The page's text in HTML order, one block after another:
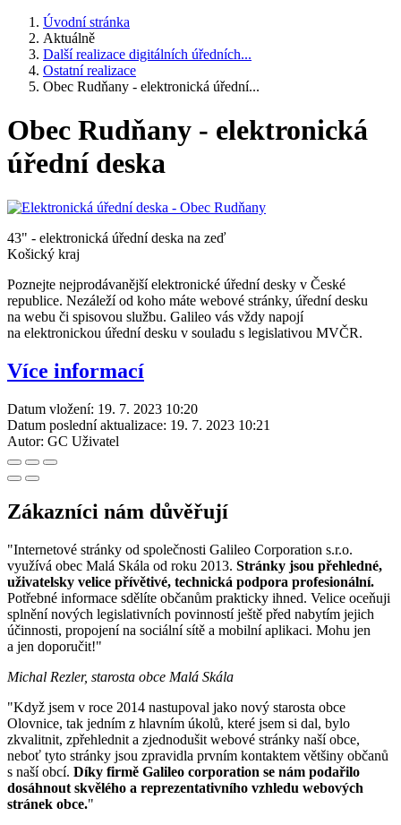
Úvodní stránka
Aktuálně
Další realizace digitálních úředních...
Ostatní realizace
Obec Rudňany - elektronická úřední...
Obec Rudňany - elektronická
úřední deska
43" - elektronická úřední deska na zeď
Košický kraj
Poznejte nejprodávanější elektronické úřední desky v České
republice. Nezáleží od koho máte webové stránky, úřední desku
na webu či spisovou službu. Galileo vás vždy napojí
na elektronickou úřední desku v souladu s legislativou MVČR.
Více informací
Datum vložení: 19. 7. 2023 10:20
Datum poslední aktualizace: 19. 7. 2023 10:21
Autor: GC Uživatel
Zákazníci nám důvěřují
"Internetové stránky od společnosti Galileo Corporation s.r.o.
využívá obec Malá Skála od roku 2013. Stránky jsou přehledné,
uživatelsky velice přívětivé, technická podpora profesionální.
Potřebné informace sdělíte občanům prakticky ihned. Velice oceňuji
splnění nových legislativních povinností ještě před nabytím jejich
účinnosti, propojení na sociální sítě a mobilní aplikaci. Mohu jen
a jen doporučit!"
Michal Rezler, starosta obce Malá Skála
"Když jsem v roce 2014 nastupoval jako nový starosta obce
Olovnice, tak jedním z hlavním úkolů, které jsem si dal, bylo
zkvalitnit, zpřehlednit a zjednodušit webové stránky naší obce,
neboť tyto stránky jsou zpravidla prvním kontaktem většiny občanů
s naší obcí. Díky firmě Galileo corporation se nám podařilo
dosáhnout skvělého a reprezentativního vzhledu webových
stránek obce."